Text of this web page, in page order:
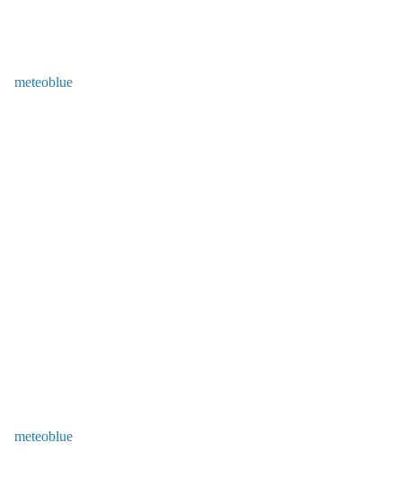
meteoblue
meteoblue